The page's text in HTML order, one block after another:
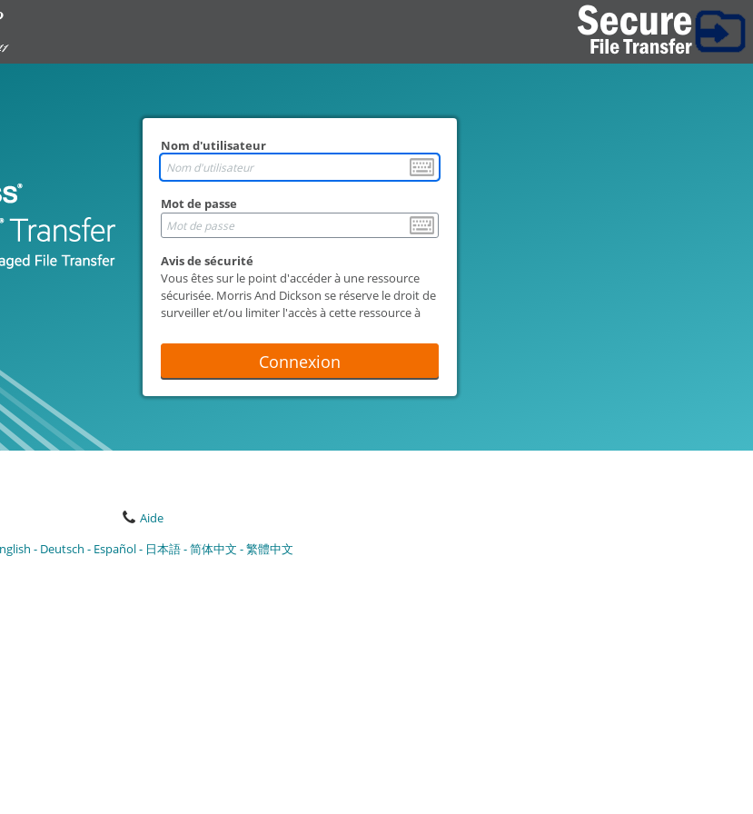
Nom d'utilisateur
Mot de passe
Avis de sécurité
Vous êtes sur le point d'accéder à une ressource
sécurisée. Morris And Dickson se réserve le droit de
surveiller et/ou limiter l'accès à cette ressource à
Connexion
Aide
Deutsch Español 日本語 简体中文 繁體中文